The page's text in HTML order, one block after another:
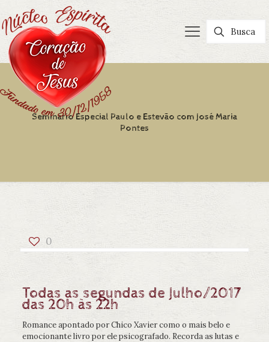
Seminário Especial Paulo e Estevão com José Maria
Pontes
0
Todas as segundas de Julho/2017
das 20h às 22h
Romance apontado por Chico Xavier como o mais belo e
emocionante livro por ele psicografado. Recorda as lutas e